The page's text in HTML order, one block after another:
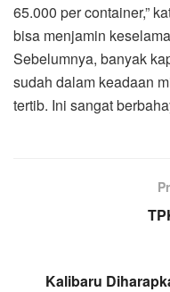
65.000 per container,”
bisa menjamin
Sebelumnya, banyak
sudah dalam keadaan
tertib. Ini sangat
Kalibaru